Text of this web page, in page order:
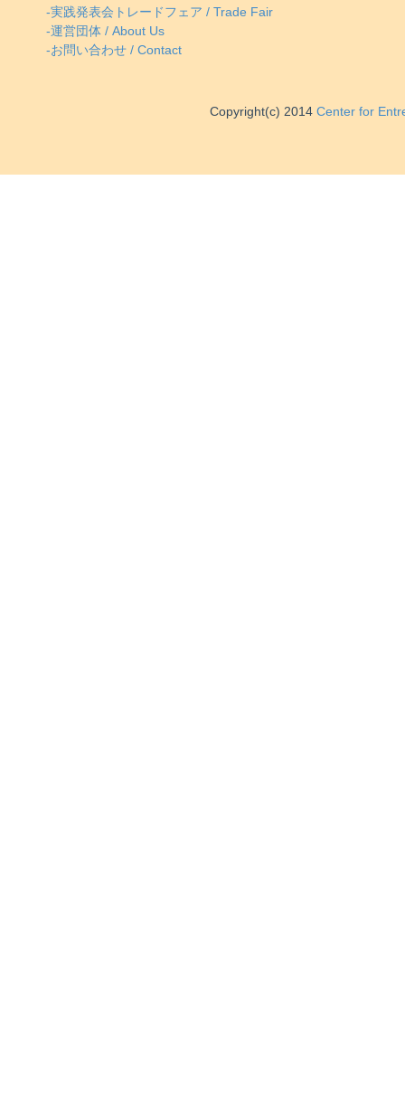
-実践発表会トレードフェア / Trade Fair
-運営団体 / About Us
-お問い合わせ / Contact
Copyright(c) 2014 Center for